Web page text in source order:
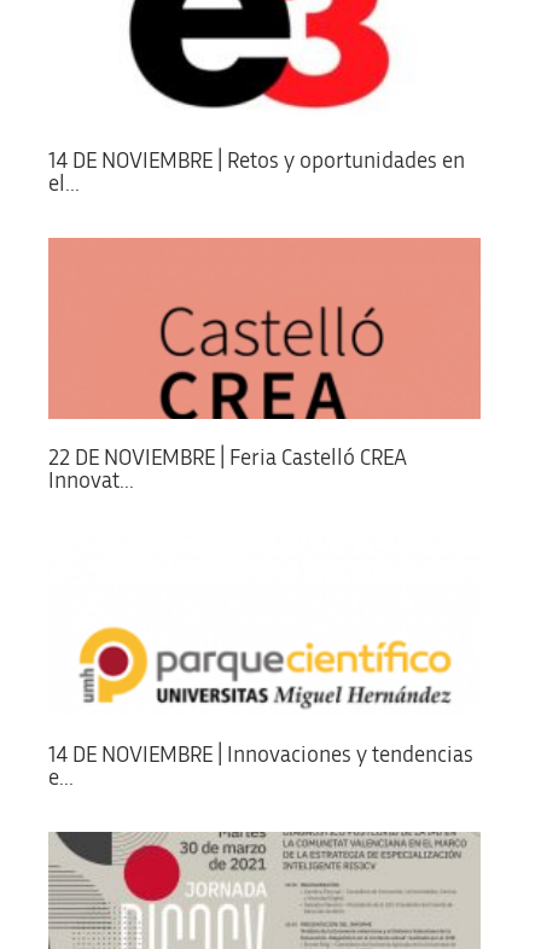
14 DE NOVIEMBRE | Retos y oportunidades en
el...
22 DE NOVIEMBRE | Feria Castelló CREA
Innovat...
14 DE NOVIEMBRE | Innovaciones y tendencias
e...